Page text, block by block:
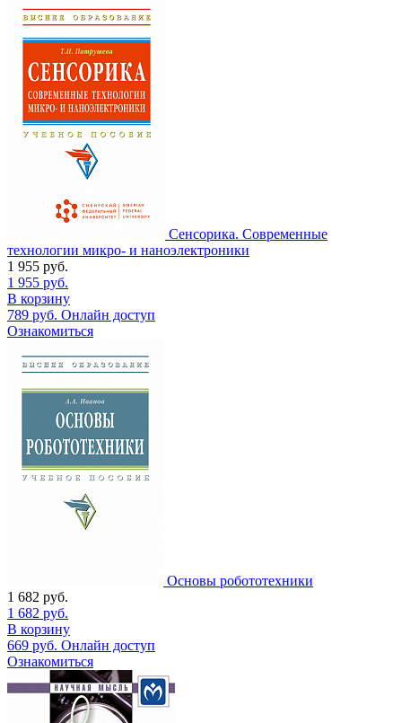
Сенсорика. Современные
технологии микро- и наноэлектроники
1 955 руб.
1 955 руб.
В корзину
789 руб. Онлайн доступ
Ознакомиться
Основы робототехники
1 682 руб.
1 682 руб.
В корзину
669 руб. Онлайн доступ
Ознакомиться